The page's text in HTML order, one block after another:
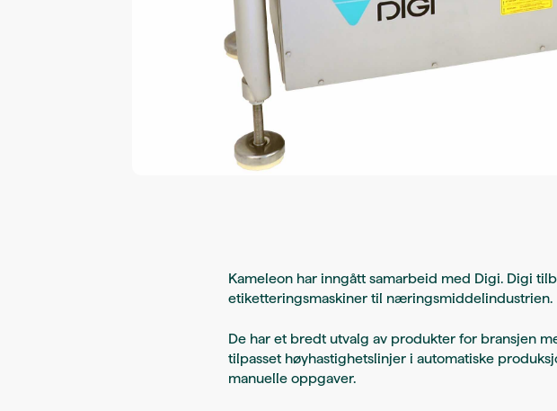
Kameleon har inngått samarbeid med Digi. Digi
etiketteringsmaskiner til næringsmiddelindustrien.
De har et bredt utvalg av produkter for bransjen
tilpasset høyhastighetslinjer i automatiske
manuelle oppgaver.